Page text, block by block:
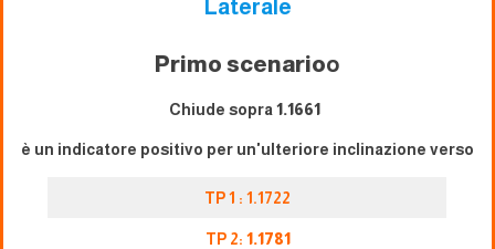
Laterale
Primo scenarioo
Chiude sopra 1.1661
è un indicatore positivo per un'ulteriore inclinazione verso
TP 1 : 1.1722
TP 2: 1.1781